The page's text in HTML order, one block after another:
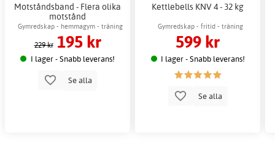
Motståndsband - Flera olika
motstånd
Gymredskap - hemmagym - träning
229 kr 195 kr
I lager - Snabb leverans!
Se alla
Kettlebells KNV 4 - 32 kg
Gymredskap - fritid - träning
599 kr
I lager - Snabb leverans!
Se alla